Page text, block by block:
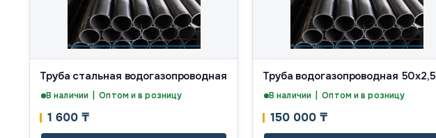
Труба стальная водогазопроводная
В наличии | Оптом и в розницу
1 600 ₸
Труба водогазопроводная 50х2,5
В наличии | Оптом и в розницу
150 000 ₸